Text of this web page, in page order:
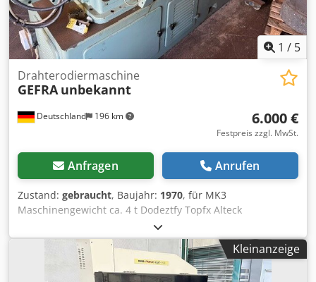
1 / 5
Deutschland 196 km
Drahterodiermaschine
GEFRA unbekannt
6.000 €
Festpreis zzgl. MwSt.
Anfragen Anrufen
Zustand: gebraucht, Baujahr: 1970, für MK3
Maschinengewicht ca. 4 t Dodeztfy Topfx Alteck
Kleinanzeige